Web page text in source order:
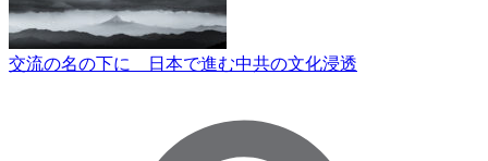
交流の名の下に 日本で進む中共の文化浸透